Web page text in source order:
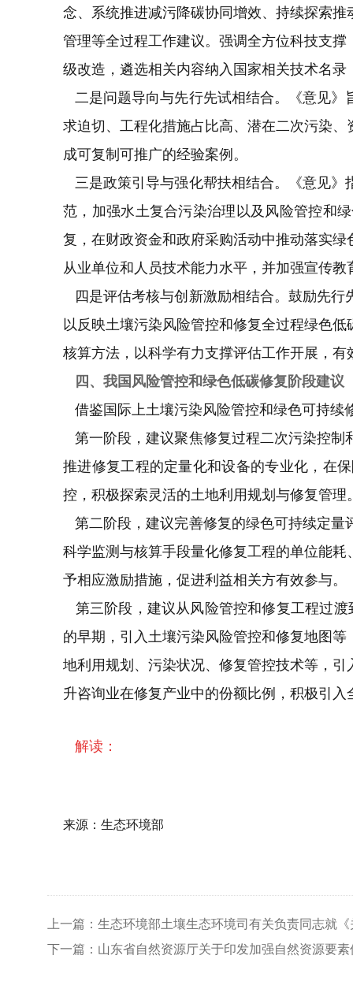
念、系统推进减污降碳协同增效、持续探索
管理等全过程工作建议。强调全方位科技支
级改造，遴选相关内容纳入国家相关技术名
二是问题导向与先行先试相结合。《意见》
求迫切、工程化措施占比高、潜在二次污染
成可复制可推广的经验案例。
三是政策引导与强化帮扶相结合。《意见》
范，加强水土复合污染治理以及风险管控和
复，在财政资金和政府采购活动中推动落实
从业单位和人员技术能力水平，并加强宣传
四是评估考核与创新激励相结合。鼓励先行
以反映土壤污染风险管控和修复全过程绿色
核算方法，以科学有力支撑评估工作开展，有
四、我国风险管控和绿色低碳修复阶段建议
借鉴国际上土壤污染风险管控和绿色可持续
第一阶段，建议聚焦修复过程二次污染控制
推进修复工程的定量化和设备的专业化，在
控，积极探索灵活的土地利用规划与修复管理
第二阶段，建议完善修复的绿色可持续定量
科学监测与核算手段量化修复工程的单位能
予相应激励措施，促进利益相关方有效参与。
第三阶段，建议从风险管控和修复工程过渡
的早期，引入土壤污染风险管控和修复地图
地利用规划、污染状况、修复管控技术等，
升咨询业在修复产业中的份额比例，积极引
解读：
来源：生态环境部
上一篇：生态环境部土壤生态环境司有关负责同志就
下一篇：山东省自然资源厅关于印发加强自然资源要